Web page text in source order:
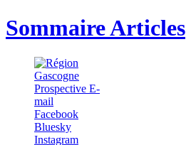
Sommaire Articles